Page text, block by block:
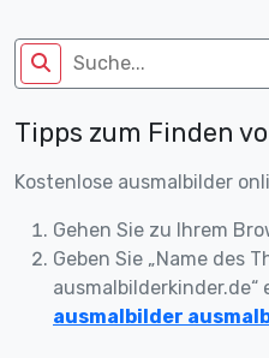
Tipps zum Finden
Kostenlose ausmalbilder
Gehen Sie zu Ihrem
Geben Sie „Name des
ausmalbilderkinder.de“
ausmalbilder